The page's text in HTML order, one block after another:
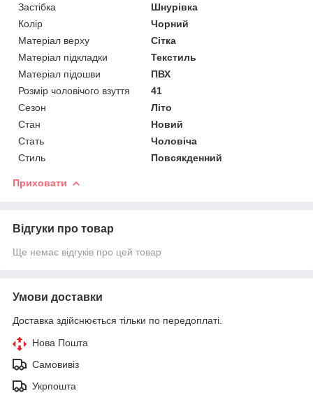
Застібка
Шнурівка
Колір
Чорний
Матеріал верху
Сітка
Матеріал підкладки
Текстиль
Матеріал підошви
ПВХ
Розмір чоловічого взуття
41
Сезон
Літо
Стан
Новий
Стать
Чоловіча
Стиль
Повсякденний
Приховати
Відгуки про товар
Ще немає відгуків про цей товар
Умови доставки
Доставка здійснюється тільки по передоплаті.
Нова Пошта
Самовивіз
Укрпошта